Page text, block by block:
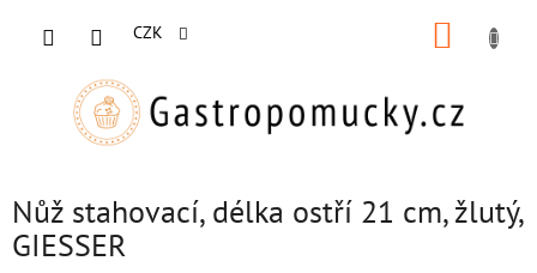
CZK
Nůž stahovací, délka ostří 21 cm, žlutý,
GIESSER